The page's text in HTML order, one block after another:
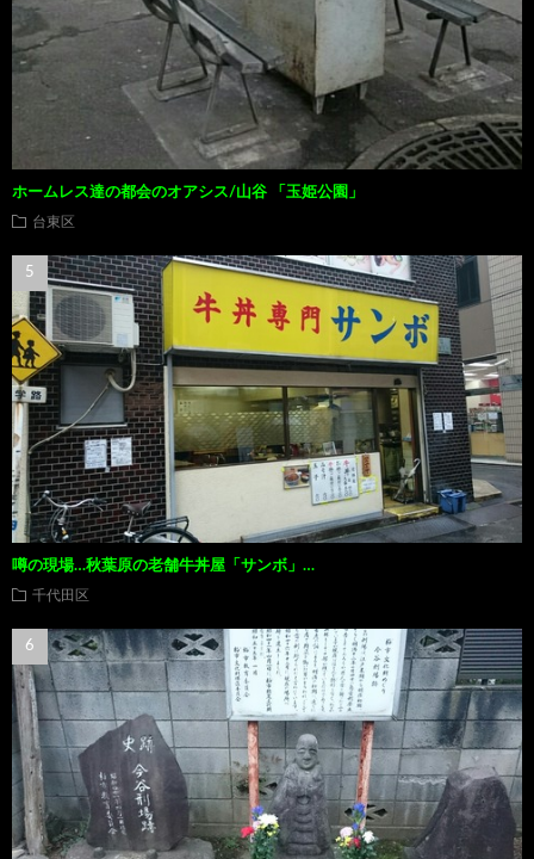
ホームレス達の都会のオアシス/山谷 「玉姫公園」
台東区
噂の現場…秋葉原の老舗牛丼屋「サンボ」…
千代田区